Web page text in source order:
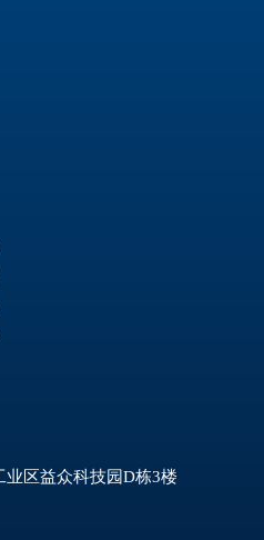
区益众科技园D栋3楼